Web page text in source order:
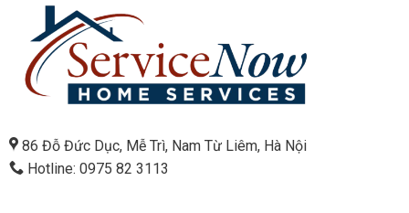
86 Đỗ Đức Dục, Mễ Trì, Nam Từ Liêm, Hà Nội
Hotline: 0975 82 3113